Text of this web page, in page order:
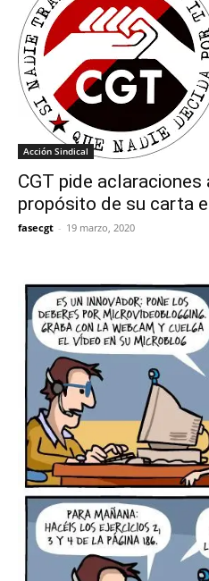
Acción Sindical
CGT pide aclaraciones
propósito de su carta
fasecgt - 19 marzo, 2020